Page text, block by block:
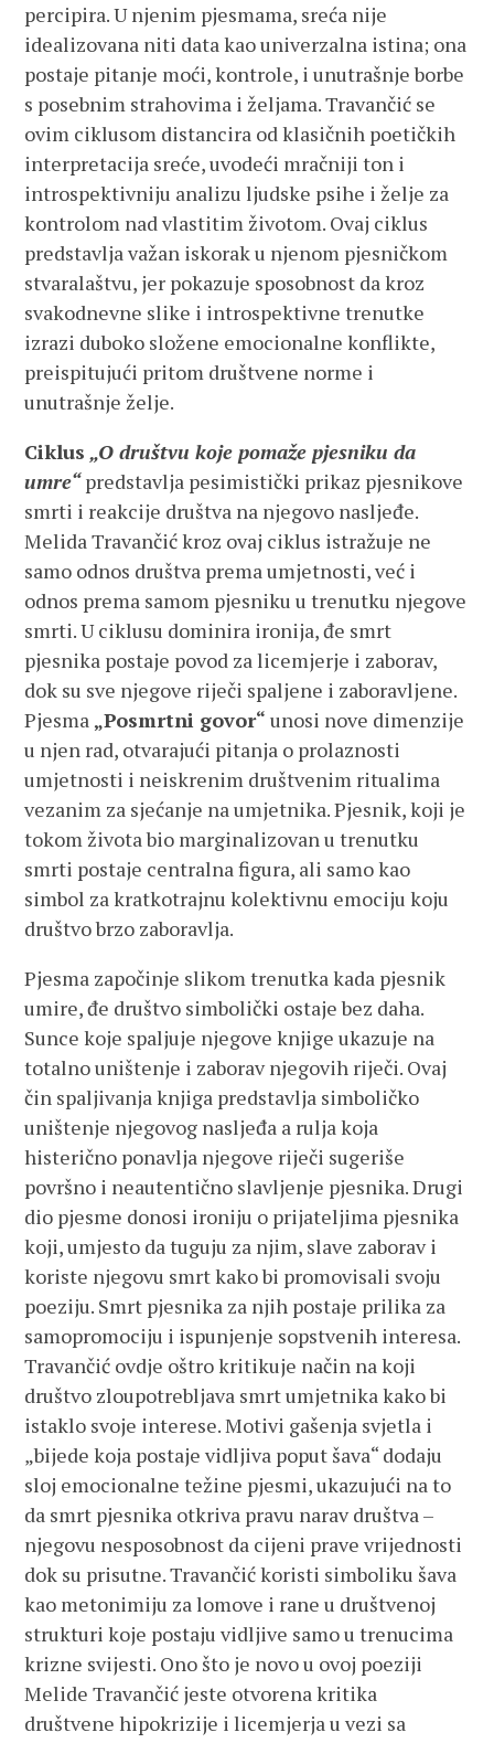
percipira. U njenim pjesmama, sreća nije
idealizovana niti data kao univerzalna istina; ona
postaje pitanje moći, kontrole, i unutrašnje borbe
s posebnim strahovima i željama. Travančić se
ovim ciklusom distancira od klasičnih poetičkih
interpretacija sreće, uvodeći mračniji ton i
introspektivniju analizu ljudske psihe i želje za
kontrolom nad vlastitim životom. Ovaj ciklus
predstavlja važan iskorak u njenom pjesničkom
stvaralaštvu, jer pokazuje sposobnost da kroz
svakodnevne slike i introspektivne trenutke
izrazi duboko složene emocionalne konflikte,
preispitujući pritom društvene norme i
unutrašnje želje.
Ciklus „O društvu koje pomaže pjesniku da
umre“predstavlja pesimistički prikaz pjesnikove
smrti i reakcije društva na njegovo nasljeđe.
Melida Travančić kroz ovaj ciklus istražuje ne
samo odnos društva prema umjetnosti, već i
odnos prema samom pjesniku u trenutku njegove
smrti. U ciklusu dominira ironija, đe smrt
pjesnika postaje povod za licemjerje i zaborav,
dok su sve njegove riječi spaljene i zaboravljene.
Pjesma „Posmrtni govor“ unosi nove dimenzije
u njen rad, otvarajući pitanja o prolaznosti
umjetnosti i neiskrenim društvenim ritualima
vezanim za sjećanje na umjetnika. Pjesnik, koji je
tokom života bio marginalizovan u trenutku
smrti postaje centralna figura, ali samo kao
simbol za kratkotrajnu kolektivnu emociju koju
društvo brzo zaboravlja.
Pjesma započinje slikom trenutka kada pjesnik
umire, đe društvo simbolički ostaje bez daha.
Sunce koje spaljuje njegove knjige ukazuje na
totalno uništenje i zaborav njegovih riječi. Ovaj
čin spaljivanja knjiga predstavlja simboličko
uništenje njegovog nasljeđa a rulja koja
histerično ponavlja njegove riječi sugeriše
površno i neautentično slavljenje pjesnika. Drugi
dio pjesme donosi ironiju o prijateljima pjesnika
koji, umjesto da tuguju za njim, slave zaborav i
koriste njegovu smrt kako bi promovisali svoju
poeziju. Smrt pjesnika za njih postaje prilika za
samopromociju i ispunjenje sopstvenih interesa.
Travančić ovdje oštro kritikuje način na koji
društvo zloupotrebljava smrt umjetnika kako bi
istaklo svoje interese. Motivi gašenja svjetla i
„bijede koja postaje vidljiva poput šava“ dodaju
sloj emocionalne težine pjesmi, ukazujući na to
da smrt pjesnika otkriva pravu narav društva –
njegovu nesposobnost da cijeni prave vrijednosti
dok su prisutne. Travančić koristi simboliku šava
kao metonimiju za lomove i rane u društvenoj
strukturi koje postaju vidljive samo u trenucima
krizne svijesti. Ono što je novo u ovoj poeziji
Melide Travančić jeste otvorena kritika
društvene hipokrizije i licemjerja u vezi sa